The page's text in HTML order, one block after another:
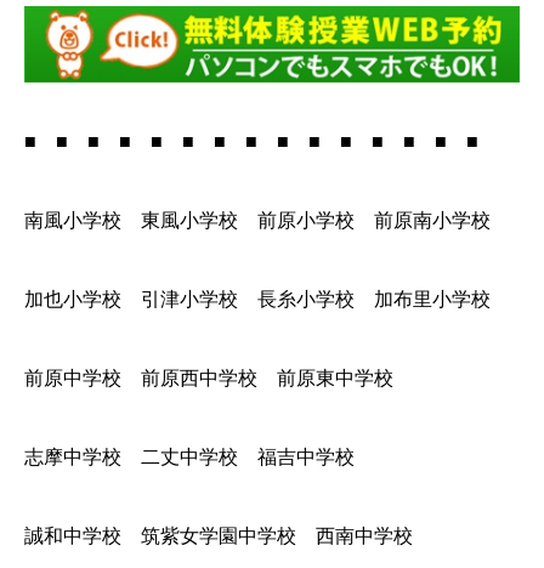
■ ■ ■ ■ ■ ■ ■ ■ ■ ■ ■ ■ ■ ■ ■
南風小学校 東風小学校 前原小学校 前原南小学校
加也小学校 引津小学校 長糸小学校 加布里小学校
前原中学校 前原西中学校 前原東中学校
志摩中学校 二丈中学校 福吉中学校
誠和中学校 筑紫女学園中学校 西南中学校